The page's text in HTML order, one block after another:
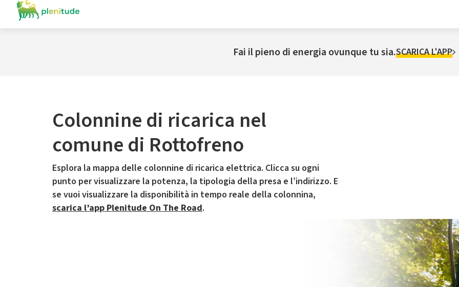
Fai il pieno di energia ovunque tu sia.SCARICA L'APP
Colonnine di ricarica nel
comune di Rottofreno
Esplora la mappa delle colonnine di ricarica elettrica. Clicca su ogni
punto per visualizzare la potenza, la tipologia della presa e l’indirizzo. E
se vuoi visualizzare la disponibilità in tempo reale della colonnina,
scarica l’app Plenitude On The Road.